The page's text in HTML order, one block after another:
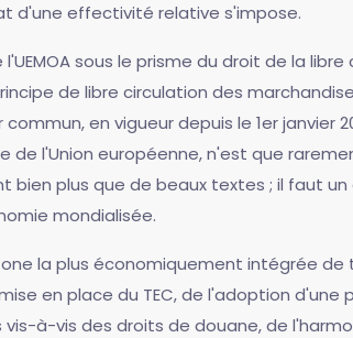
d'une effectivité relative s'impose.
sous le prisme du droit de la
de libre circulation des
commun, en vigueur depuis le 1er
de l'Union européenne, n'est que
plus que de beaux textes ; il faut
mondialisée.
la plus économiquement intégrée
en place du TEC, de l'adoption
à-vis des droits de douane, de